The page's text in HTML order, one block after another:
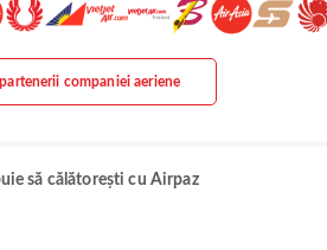
companiei aeriene
să călătorești cu Airpaz